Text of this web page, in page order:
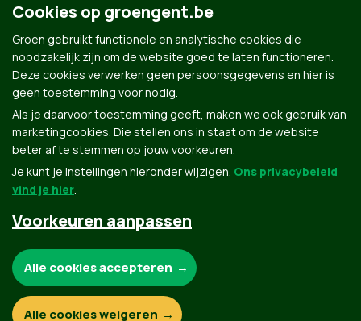
4 5 6
Groen.be
Contact Privacybeleid
Cookies op groengent.be
Groen gebruikt functionele en analytische cookies die
noodzakelijk zijn om de website goed te laten functioneren.
Deze cookies verwerken geen persoonsgegevens en hier is
geen toestemming voor nodig.
Als je daarvoor toestemming geeft, maken we ook gebruik van
marketingcookies. Die stellen ons in staat om de website
beter af te stemmen op jouw voorkeuren.
Je kunt je instellingen hieronder wijzigen. Ons privacybeleid
vind je hier.
Voorkeuren aanpassen
Functionele en analytische cookies:
Alle cookies accepteren
Alle cookies weigeren